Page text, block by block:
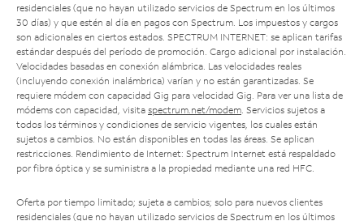
residenciales (que no hayan utilizado servicios de Spectrum en los últimos
30 días) y que estén al día en pagos con Spectrum. Los impuestos y cargos
son adicionales en ciertos estados. SPECTRUM INTERNET: se aplican tarifas
estándar después del período de promoción. Cargo adicional por instalación.
Velocidades basadas en conexión alámbrica. Las velocidades reales
(incluyendo conexión inalámbrica) varían y no están garantizadas. Se
requiere módem con capacidad Gig para velocidad Gig. Para ver una lista de
módems con capacidad, visita spectrum.net/modem . Servicios sujetos a
todos los términos y condiciones de servicio vigentes, los cuales están
sujetos a cambios. No están disponibles en todas las áreas. Se aplican
restricciones. Rendimiento de Internet: Spectrum Internet está respaldado
por fibra óptica y se suministra a la propiedad mediante una red HFC.
Oferta por tiempo limitado; sujeta a cambios; solo para nuevos clientes
residenciales (que no hayan utilizado servicios de Spectrum en los últimos